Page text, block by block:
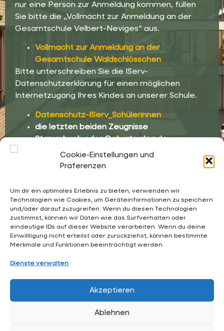
Cookie-Einstellungen und
Präferenzen
Um dir ein optimales Erlebnis zu bieten, verwenden wir
Technologien wie Cookies, um Geräteinformationen zu speichern
und/oder darauf zuzugreifen. Wenn du diesen Technologien
zustimmst, können wir Daten wie das Surfverhalten oder
eindeutige IDs auf dieser Website verarbeiten. Wenn du deine
Einwillligung nicht erteilst oder zurückziehst, können bestimmte
Merkmale und Funktionen beeinträchtigt werden.
Dienste verwalten
Akzeptieren
Ablehnen
nur eine Person zur Anmeldung kommen, füllen
Sie bitte die „Vollmacht zur Anmeldung an der
Gesamtschule Velbert-Neviges“ aus.
Vollmacht zur Anmeldung an der
Gesamtschule Waldschlösschen
Bitte unterschreiben Sie die IServ-
Datenschutzerklärung für einen möglichen
Internetzugang Ihres Kindes an unserer Schule.
Datenschutz-IServ_Schülerinnen
die letzten beiden Zeugnisse
Stammbuch oder Geburtsurkunde
Sorgerechtsnachweis
02053 4969 0
sekretariat@waldschloesschen.schule
FAQ - Häufig gestellte Fragen
Datenschutzerklärung